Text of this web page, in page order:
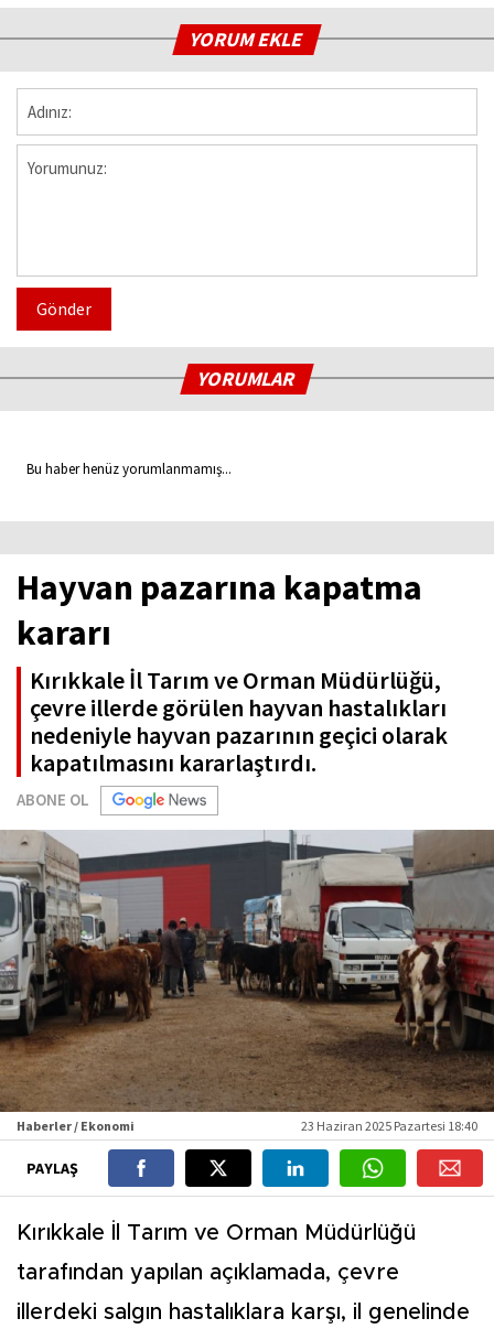
YORUM EKLE
Gönder
YORUMLAR
Bu haber henüz yorumlanmamış...
Hayvan pazarına kapatma
kararı
Kırıkkale İl Tarım ve Orman Müdürlüğü,
çevre illerde görülen hayvan hastalıkları
nedeniyle hayvan pazarının geçici olarak
kapatılmasını kararlaştırdı.
ABONE OL
Haberler / Ekonomi 23 Haziran 2025 Pazartesi 18:40
PAYLAŞ
Kırıkkale İl Tarım ve Orman Müdürlüğü
tarafından yapılan açıklamada, çevre
illerdeki salgın hastalıklara karşı, il genelinde